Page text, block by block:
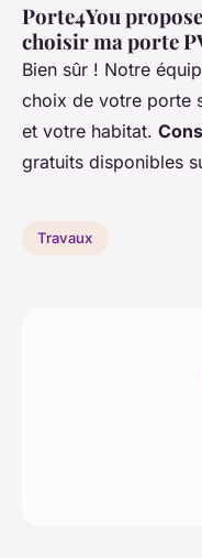
Porte4You
choisir ma porte
Bien sûr ! Notre
choix de votre porte
et votre habitat.
gratuits disponibles
Travaux